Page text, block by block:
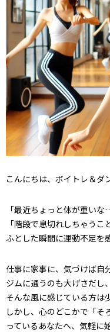
こんにちは、ボイトレ＆ダ
「最近ちょっと体が重いな
「階段で息切れしちゃうこ
ふとした瞬間に運動不足を
仕事に家事に、気づけば自
ジムに通うのも大げさだし
そんな風に感じている方は
しかし、心のどこかで「そ
っているあなたへ、気軽に